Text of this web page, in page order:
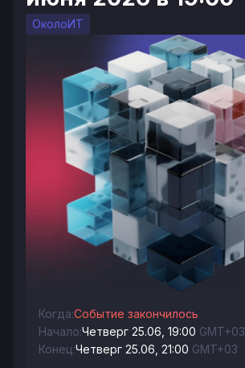
ОколоИТ
Когда:Событие закончилось
Начало:Четверг 25.06, 19:00 GMT+03
Конец:Четверг 25.06, 21:00 GMT+03